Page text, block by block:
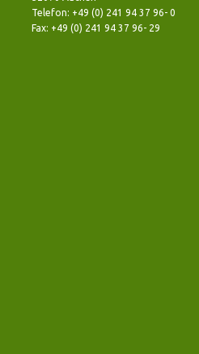
Telefon: +49 (0) 241 94 37 96- 0
Fax: +49 (0) 241 94 37 96- 29